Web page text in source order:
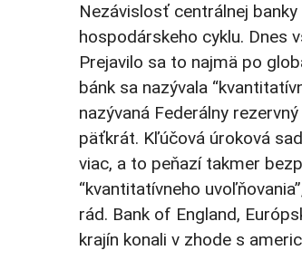
Nezávislosť centrálnej
hospodárskeho cyklu. Dnes
Prejavilo sa to najmä po
bánk sa nazývala
nazývaná Federálny
päťkrát. Kľúčová úroková
viac, a to peňazí takmer
“kvantitatívneho
rád. Bank of England,
krajín konali v zhode s